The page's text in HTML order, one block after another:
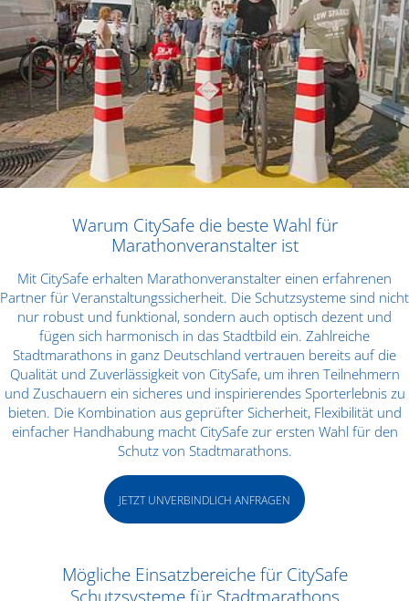
Warum CitySafe die beste Wahl für
Marathonveranstalter ist
Mit CitySafe erhalten Marathonveranstalter einen erfahrenen
Partner für Veranstaltungssicherheit. Die Schutzsysteme sind nicht
nur robust und funktional, sondern auch optisch dezent und
fügen sich harmonisch in das Stadtbild ein. Zahlreiche
Stadtmarathons in ganz Deutschland vertrauen bereits auf die
Qualität und Zuverlässigkeit von CitySafe, um ihren Teilnehmern
und Zuschauern ein sicheres und inspirierendes Sporterlebnis zu
bieten. Die Kombination aus geprüfter Sicherheit, Flexibilität und
einfacher Handhabung macht CitySafe zur ersten Wahl für den
Schutz von Stadtmarathons.
JETZT UNVERBINDLICH ANFRAGEN
Mögliche Einsatzbereiche für CitySafe
Schutzsysteme für Stadtmarathons